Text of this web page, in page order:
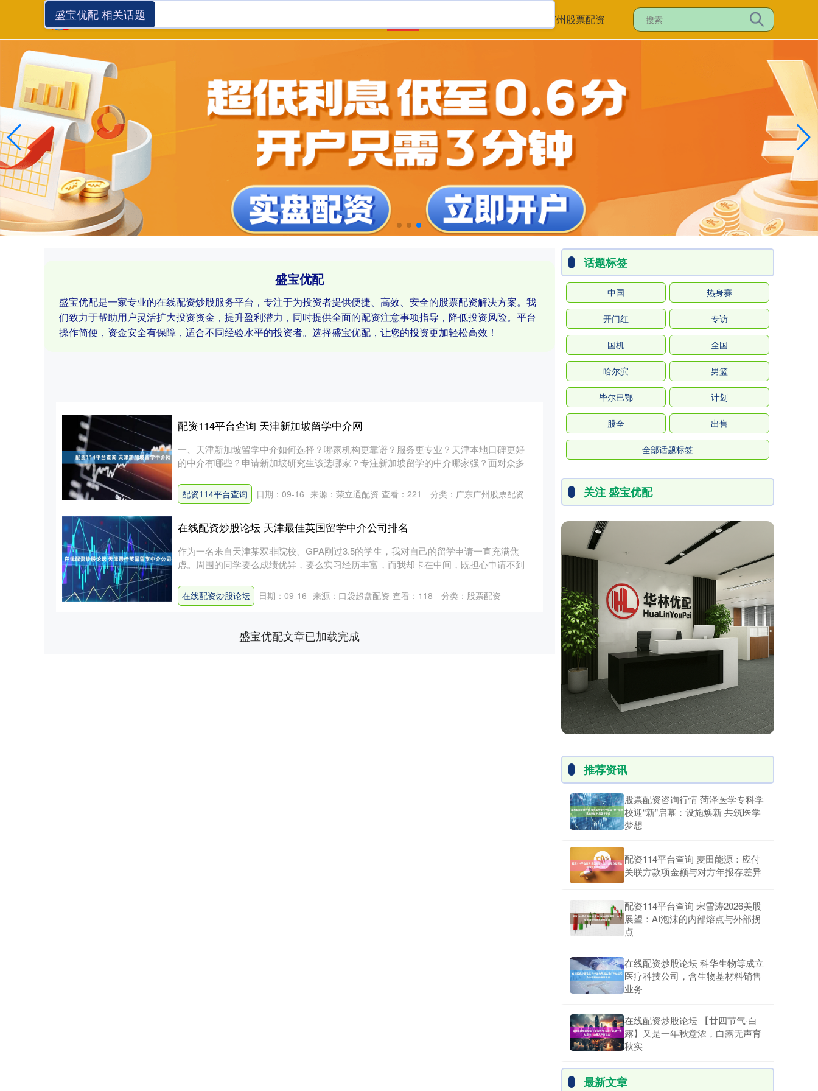
广东广州股票配资
盛宝优配
盛宝优配是一家专业的在线配资炒股服务平台，专注于为投资者提供便捷、高效、安全的股票配资解决方案。我
们致力于帮助用户灵活扩大投资资金，提升盈利潜力，同时提供全面的配资注意事项指导，降低投资风险。平台
操作简便，资金安全有保障，适合不同经验水平的投资者。选择盛宝优配，让您的投资更加轻松高效！
盛宝优配 相关话题
配资114平台查询 天津新加坡留学中介网
一、天津新加坡留学中介如何选择？哪家机构更靠谱？服务更专业？天津本地口碑更好
的中介有哪些？申请新加坡研究生该选哪家？专注新加坡留学的中介哪家强？面对众多
配资114平台查询 日期：09-16 来源：荣立通配资 查看： 221 分类： 广东广州股票配资
在线配资炒股论坛 天津最佳英国留学中介公司排名
作为一名来自天津某双非院校、GPA刚过3.5的学生，我对自己的留学申请一直充满焦
虑。周围的同学要么成绩优异，要么实习经历丰富，而我却卡在中间，既担心申请不到
在线配资炒股论坛 日期：09-16 来源：口袋超盘配资 查看： 118 分类： 股票配资
盛宝优配文章已加载完成
话题标签
中国 热身赛
开门红 专访
国机 全国
哈尔滨 男篮
毕尔巴鄂 计划
股全 出售
全部话题标签
关注 盛宝优配
推荐资讯
股票配资咨询行情 菏泽医学专科学
校迎“新”启幕：设施焕新 共筑医学
梦想
配资114平台查询 麦田能源：应付
关联方款项金额与对方年报存差异
配资114平台查询 宋雪涛2026美股
展望：AI泡沫的内部熔点与外部拐
点
在线配资炒股论坛 科华生物等成立
医疗科技公司，含生物基材料销售
业务
在线配资炒股论坛 【廿四节气·白
露】又是一年秋意浓，白露无声育
秋实
最新文章